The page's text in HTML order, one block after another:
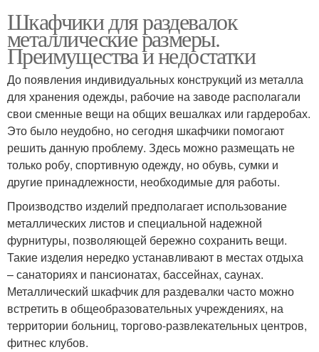
Шкафчики для раздевалок
металлические размеры.
Преимущества и недостатки
До появления индивидуальных конструкций из металла
для хранения одежды, рабочие на заводе располагали
свои сменные вещи на общих вешалках или гардеробах.
Это было неудобно, но сегодня шкафчики помогают
решить данную проблему. Здесь можно размещать не
только робу, спортивную одежду, но обувь, сумки и
другие принадлежности, необходимые для работы.
Производство изделий предполагает использование
металлических листов и специальной надежной
фурнитуры, позволяющей бережно сохранить вещи.
Такие изделия нередко устанавливают в местах отдыха
– санаториях и пансионатах, бассейнах, саунах.
Металлический шкафчик для раздевалки часто можно
встретить в общеобразовательных учреждениях, на
территории больниц, торгово-развлекательных центров,
фитнес клубов.